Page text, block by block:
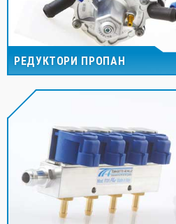
РЕДУКТОРИ ПРОПАН